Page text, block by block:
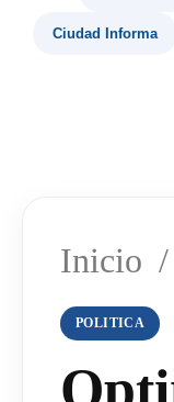
Ciudad Informa
Inicio /
POLITICA